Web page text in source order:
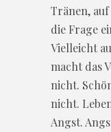
Tränen,
die Frage
Vielleicht
macht das
nicht.
nicht.
Angst.